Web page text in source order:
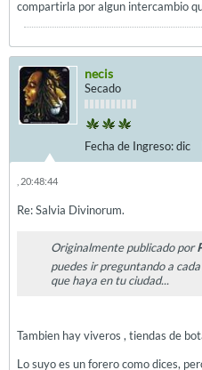
compartirla por algun intercambio
necis
Secado
Fecha de Ingreso:dic
, 20:48:44
Re: Salvia Divinorum.
Originalmente publicado por
puedes ir preguntando a
que haya en tu ciudad...
Tambien hay viveros , tiendas de
Lo suyo es un forero como dices,